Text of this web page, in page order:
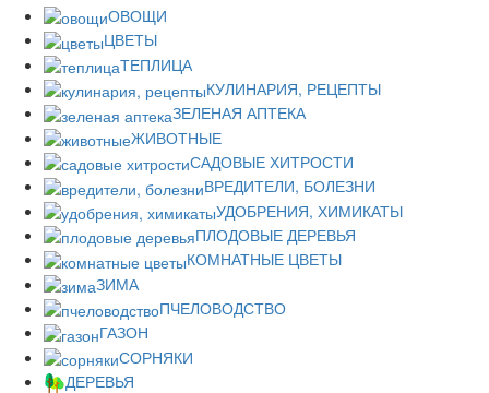
ОВОЩИ
ЦВЕТЫ
ТЕПЛИЦА
КУЛИНАРИЯ, РЕЦЕПТЫ
ЗЕЛЕНАЯ АПТЕКА
ЖИВОТНЫЕ
САДОВЫЕ ХИТРОСТИ
ВРЕДИТЕЛИ, БОЛЕЗНИ
УДОБРЕНИЯ, ХИМИКАТЫ
ПЛОДОВЫЕ ДЕРЕВЬЯ
КОМНАТНЫЕ ЦВЕТЫ
ЗИМА
ПЧЕЛОВОДСТВО
ГАЗОН
СОРНЯКИ
ДЕРЕВЬЯ